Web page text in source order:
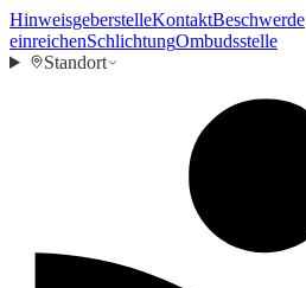
HinweisgeberstelleKontaktBeschwerde
einreichenSchlichtungOmbudsstelle
Standort